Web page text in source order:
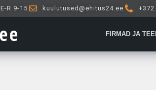
E-R 9-15 kuulutused@ehitus24.ee +372
FIRMAD JA